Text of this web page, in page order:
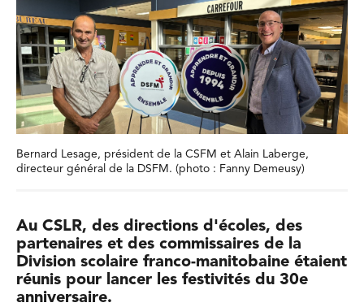
Bernard Lesage, président de la CSFM et Alain Laberge,
directeur général de la DSFM. (photo : Fanny Demeusy)
Au CSLR, des directions d'écoles, des
partenaires et des commissaires de la
Division scolaire franco-manitobaine étaient
réunis pour lancer les festivités du 30e
anniversaire.